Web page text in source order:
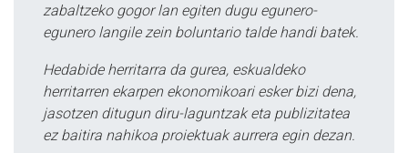
zabaltzeko gogor lan egiten dugu egunero-
egunero langile zein boluntario talde handi batek.
Hedabide herritarra da gurea, eskualdeko
herritarren ekarpen ekonomikoari esker bizi dena,
jasotzen ditugun diru-laguntzak eta publizitatea
ez baitira nahikoa proiektuak aurrera egin dezan.